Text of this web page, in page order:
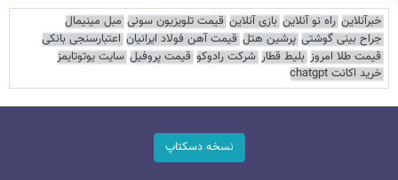
خبرآنلاین راه نو آنلاین بازی آنلاین قیمت تلویزیون سونی مبل مینیمال
جراح بینی گوشتی پرشین هتل قیمت آهن فولاد ایرانیان اعتبارسنجی بانکی
قیمت طلا امروز بلیط قطار شرکت رادوکو قیمت پروفیل سایت یوتوتایمز
خرید اکانت chatgpt
نسخه دسکتاپ